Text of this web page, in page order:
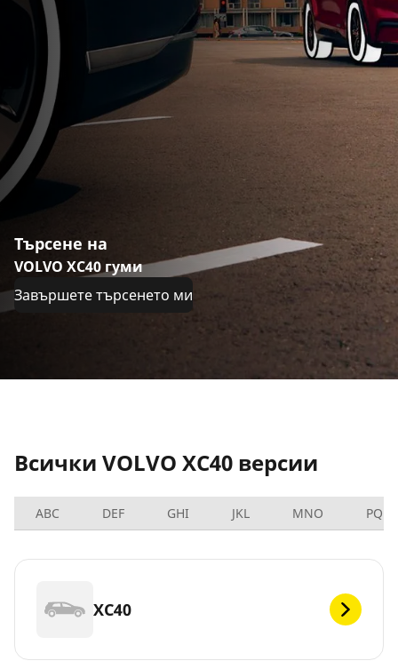
Търсене на
VOLVO XC40 гуми
Завършете търсенето ми
Всички VOLVO XC40 версии
ABC DEF GHI JKL MNO PQRS
XC40